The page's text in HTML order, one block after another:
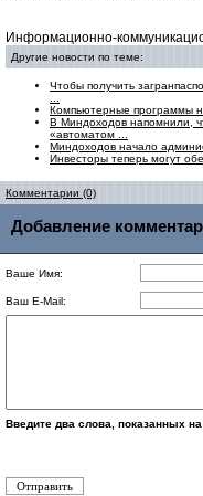
Информационно-
Другие новости по теме:
Чтобы получить
Компьютерные программы
В Миндоходов напомнили,
«автоматом ...
Миндоходов начало
Инвесторы теперь могут
Комментарии (0)
Добавление
Ваше Имя:
Ваш E-Mail:
Введите два слова, показанных